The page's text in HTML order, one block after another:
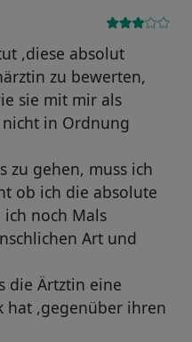
,diese absolut
zu bewerten,
sie mit mir als
in Ordnung
zu gehen, muss ich
ob ich die absolute
noch Mals
Art und
die Ärtztin eine
hat ,gegenüber ihren